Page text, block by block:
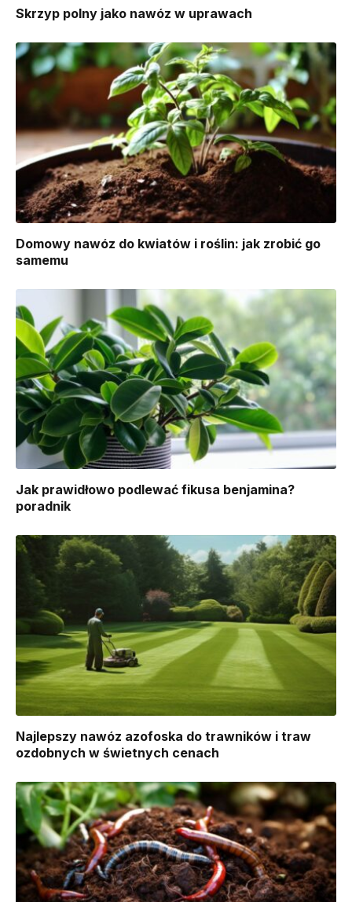
Skrzyp polny jako nawóz w uprawach
Domowy nawóz do kwiatów i roślin: jak zrobić go
samemu
Jak prawidłowo podlewać fikusa benjamina?
poradnik
Najlepszy nawóz azofoska do trawników i traw
ozdobnych w świetnych cenach